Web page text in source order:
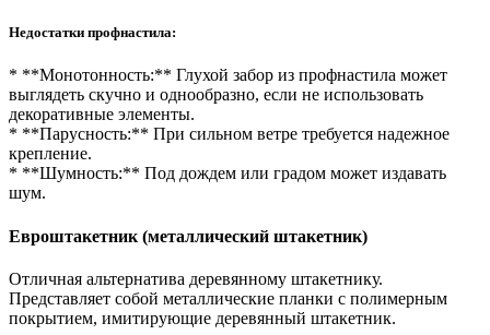
Недостатки профнастила:
* **Монотонность:** Глухой забор из профнастила может
выглядеть скучно и однообразно, если не использовать
декоративные элементы.
* **Парусность:** При сильном ветре требуется надежное
крепление.
* **Шумность:** Под дождем или градом может издавать
шум.
Евроштакетник (металлический штакетник)
Отличная альтернатива деревянному штакетнику.
Представляет собой металлические планки с полимерным
покрытием, имитирующие деревянный штакетник.